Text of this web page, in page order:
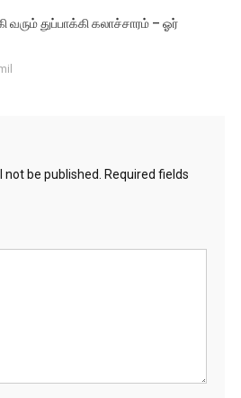
வரும் துப்பாக்கி கலாச்சாரம் – ஓர்
be published.
Required fields